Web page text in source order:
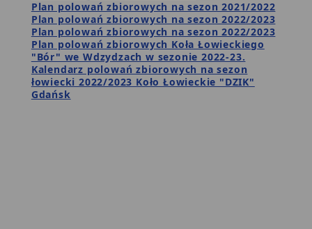
Plan polowań zbiorowych na sezon 2021/2022
Plan polowań zbiorowych na sezon 2022/2023
Plan polowań zbiorowych na sezon 2022/2023
Plan polowań zbiorowych Koła Łowieckiego
"Bór" we Wdzydzach w sezonie 2022-23.
Kalendarz polowań zbiorowych na sezon
łowiecki 2022/2023 Koło Łowieckie "DZIK"
Gdańsk